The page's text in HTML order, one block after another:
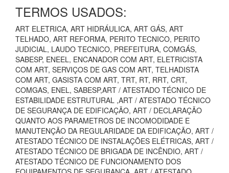
TERMOS USADOS:
ART ELETRICA, ART HIDRÁULICA, ART GÁS, ART
TELHADO, ART REFORMA, PERITO TECNICO, PERITO
JUDICIAL, LAUDO TECNICO, PREFEITURA, COMGÁS,
SABESP, ENEEL, ENCANADOR COM ART, ELETRICISTA
COM ART, SERVIÇOS DE GAS COM ART, TELHADISTA
COM ART, GASISTA COM ART, TRT, RT, RRT, CRT,
COMGAS, ENEL, SABESP,ART / ATESTADO TÉCNICO DE
ESTABILIDADE ESTRUTURAL ,ART / ATESTADO TÉCNICO
DE SEGURANÇA DE EDIFICAÇÃO, ART / DECLARAÇÃO
QUANTO AOS PARAMETROS DE INCOMODIDADE E
MANUTENÇÃO DA REGULARIDADE DA EDIFICAÇÃO, ART /
ATESTADO TÉCNICO DE INSTALAÇÕES ELÉTRICAS, ART /
ATESTADO TÉCNICO DE BRIGADA DE INCÊNDIO, ART /
ATESTADO TÉCNICO DE FUNCIONAMENTO DOS